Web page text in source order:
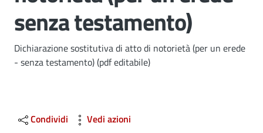
senza testamento)
Dettagli
Dichiarazione sostitutiva di atto di notorietà (per un erede
- senza testamento) (pdf editabile)
Condividi Vedi azioni